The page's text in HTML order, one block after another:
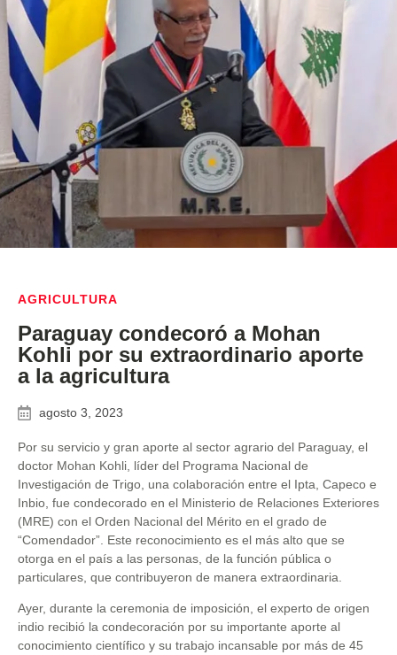
AGRICULTURA
Paraguay condecoró a Mohan
Kohli por su extraordinario aporte
a la agricultura
agosto 3, 2023
Por su servicio y gran aporte al sector agrario del Paraguay, el
doctor Mohan Kohli, líder del Programa Nacional de
Investigación de Trigo, una colaboración entre el Ipta, Capeco e
Inbio, fue condecorado en el Ministerio de Relaciones Exteriores
(MRE) con el Orden Nacional del Mérito en el grado de
“Comendador”. Este reconocimiento es el más alto que se
otorga en el país a las personas, de la función pública o
particulares, que contribuyeron de manera extraordinaria.
Ayer, durante la ceremonia de imposición, el experto de origen
indio recibió la condecoración por su importante aporte al
conocimiento científico y su trabajo incansable por más de 45